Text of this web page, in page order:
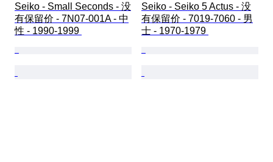
Seiko - Small Seconds - 没
有保留价 - 7N07-001A - 中
性 - 1990-1999
Seiko - Seiko 5 Actus - 没
有保留价 - 7019-7060 - 男
士 - 1970-1979